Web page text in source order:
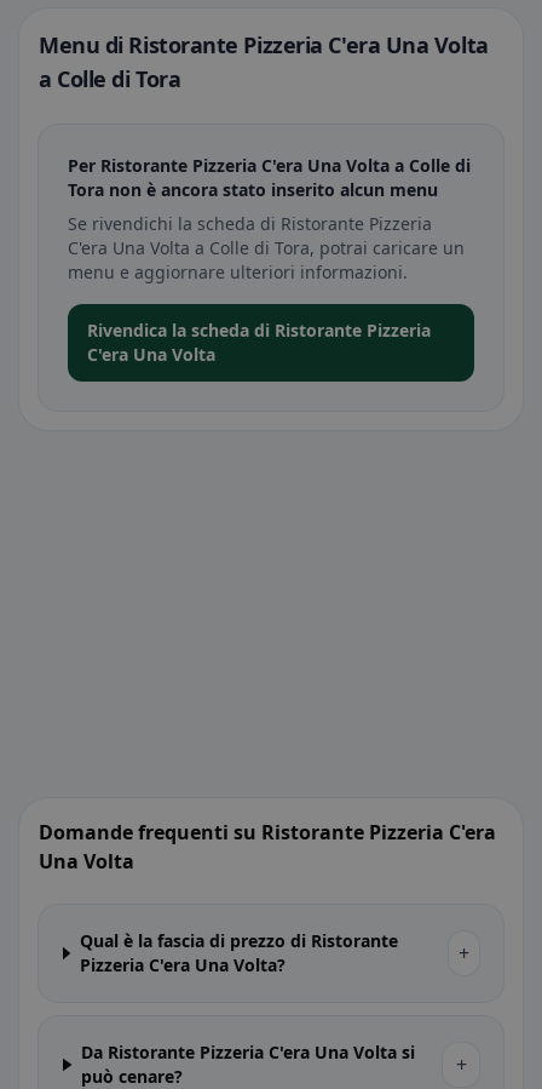
Menu di Ristorante Pizzeria C'era Una Volta
a Colle di Tora
Per Ristorante Pizzeria C'era Una Volta a Colle di
Tora non è ancora stato inserito alcun menu
Se rivendichi la scheda di Ristorante Pizzeria
C'era Una Volta a Colle di Tora, potrai caricare un
menu e aggiornare ulteriori informazioni.
Rivendica la scheda di Ristorante Pizzeria
C'era Una Volta
Domande frequenti su Ristorante Pizzeria C'era
Una Volta
Qual è la fascia di prezzo di Ristorante
Pizzeria C'era Una Volta?
+
Da Ristorante Pizzeria C'era Una Volta si
può cenare?
+